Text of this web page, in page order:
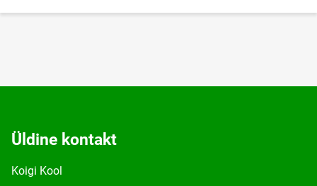
Üldine kontakt
Koigi Kool